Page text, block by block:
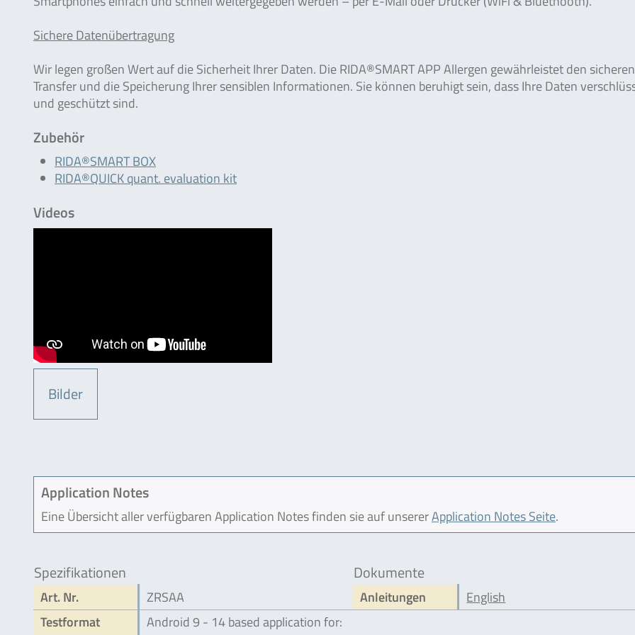
Sichere Datenübertragung
Wir legen großen Wert auf die Sicherheit Ihrer Daten. Die RIDA®SMART APP Allergen gewährleistet den sicheren
Transfer und die Speicherung Ihrer sensiblen Informationen. Sie können beruhigt sein, dass Ihre Daten
und geschützt sind.
Zubehör
RIDA®SMART BOX
RIDA®QUICK quant. evaluation kit
Videos
Bilder
Application Notes
Eine Übersicht aller verfügbaren Application Notes finden sie auf unsererApplication Notes Seite.
Spezifikationen
Art. Nr.
ZRSAA
Testformat
Android 9 - 14 based application for:
Dokumente
Anleitungen English